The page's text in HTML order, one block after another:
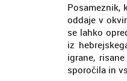
Posameznik,
oddaje v
se lahko
iz
igrane,
sporočila in